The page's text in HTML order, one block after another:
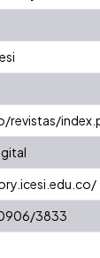
revistas/
3833